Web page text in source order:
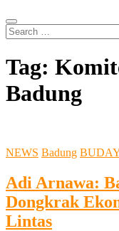
Search
…
Tag:
Badung
NEWS Badung
Adi Arnawa:
Dongkrak
Lintas